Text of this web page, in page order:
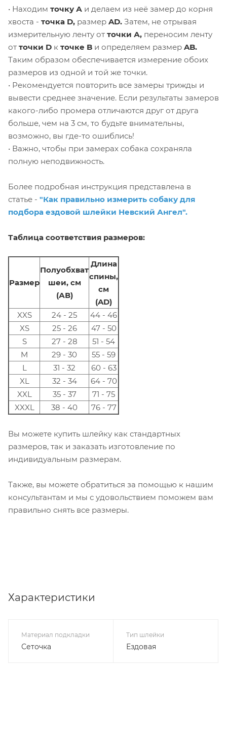
• Находим точку А и делаем из неё замер до корня
хвоста - точка D, размер AD. Затем, не отрывая
измерительную ленту от точки А, переносим ленту
от точки D к точке B и определяем размер AB.
Таким образом обеспечивается измерение обоих
размеров из одной и той же точки.
• Рекомендуется повторить все замеры трижды и
вывести среднее значение. Если результаты замеров
какого-либо промера отличаются друг от друга
больше, чем на 3 см, то будьте внимательны,
возможно, вы где-то ошиблись!
• Важно, чтобы при замерах собака сохраняла
полную неподвижность.
Более подробная инструкция представлена в
статье - "Как правильно измерить собаку для
подбора ездовой шлейки Невский Ангел".
Таблица соответствия размеров:
Размер
Полуобхват
шеи, см
(АВ)
Длина
спины,
см
(AD)
XXS
24 - 25
44 - 46
XS
25 - 26
47 - 50
S
27 - 28
51 - 54
M
29 - 30
55 - 59
L
31 - 32
60 - 63
XL
32 - 34
64 - 70
XXL
35 - 37
71 - 75
XXXL
38 - 40 76 - 77
Вы можете купить шлейку как стандартных
размеров, так и заказать изготовление по
индивидуальным размерам.
Также, вы можете обратиться за помощью к нашим
консультантам и мы с удовольствием поможем вам
правильно снять все размеры.
Характеристики
Материал подкладки
Сеточка
Тип шлейки
Ездовая